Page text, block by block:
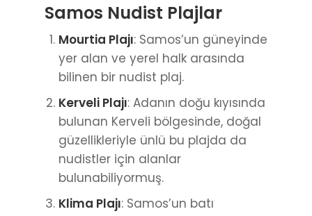
Samos Nudist Plajlar
Mourtia Plajı: Samos’un güneyinde
yer alan ve yerel halk arasında
bilinen bir nudist plaj.
Kerveli Plajı: Adanın doğu kıyısında
bulunan Kerveli bölgesinde, doğal
güzellikleriyle ünlü bu plajda da
nudistler için alanlar
bulunabiliyormuş.
Klima Plajı: Samos’un batı